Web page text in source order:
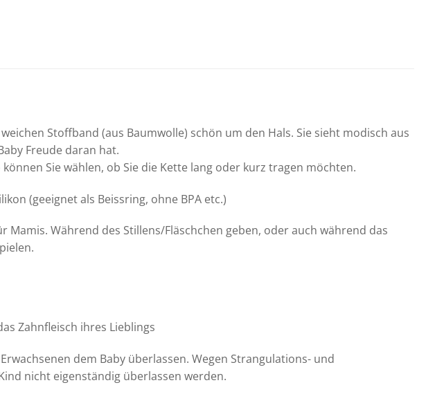
Stoffband (aus Baumwolle) schön um den Hals. Sie sieht modisch aus
Freude daran hat.
Sie wählen, ob Sie die Kette lang oder kurz tragen möchten.
(geeignet als Beissring, ohne BPA etc.)
Während des Stillens/Fläschchen geben, oder auch während das
Zahnfleisch ihres Lieblings
dem Baby überlassen. Wegen Strangulations- und
nicht eigenständig überlassen werden.